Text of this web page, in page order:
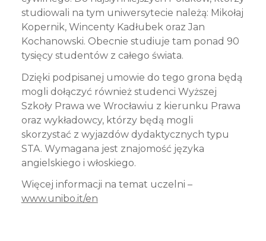
studiowali na tym uniwersytecie należą: Mikołaj
Kopernik, Wincenty Kadłubek oraz Jan
Kochanowski. Obecnie studiuje tam ponad 90
tysięcy studentów z całego świata.
Dzięki podpisanej umowie do tego grona będą
mogli dołączyć również studenci Wyższej
Szkoły Prawa we Wrocławiu z kierunku Prawa
oraz wykładowcy, którzy będą mogli
skorzystać z wyjazdów dydaktycznych typu
STA. Wymagana jest znajomość języka
angielskiego i włoskiego.
Więcej informacji na temat uczelni –
www.unibo.it/en